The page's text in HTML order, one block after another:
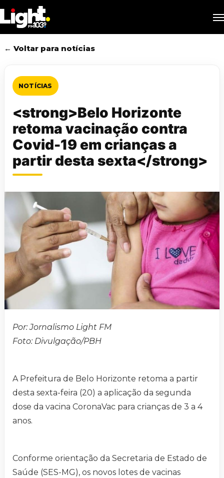
to
main
content
← Voltar para notícias
NOTÍCIAS
<strong>Belo Horizonte
retoma vacinação contra
Covid-19 em crianças a
partir desta sexta</strong>
Por: Jornalismo Light FM
Foto: Divulgação/PBH
A Prefeitura de Belo Horizonte retoma a partir
desta sexta-feira (20) a aplicação da segunda
dose da vacina CoronaVac para crianças de 3 a 4
anos.
Conforme orientação da Secretaria de Estado de
Saúde (SES-MG), os novos lotes de vacinas